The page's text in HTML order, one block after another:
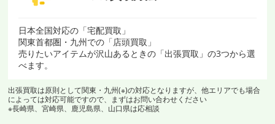
日本全国対応の「宅配買取」
関東首都圏・九州での「店頭買取」
売りたいアイテムが沢山あるときの「出張買取」の3つから選
べます。
出張買取は原則として関東・九州(※)の対応となりますが、他エリアでも場合
によっては対応可能ですので、まずはお問い合わせください
※長崎県、宮崎県、鹿児島県、山口県は応相談